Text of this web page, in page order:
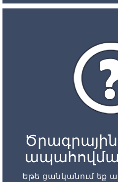
Ծրագրային
Եթե ցանկանում եք